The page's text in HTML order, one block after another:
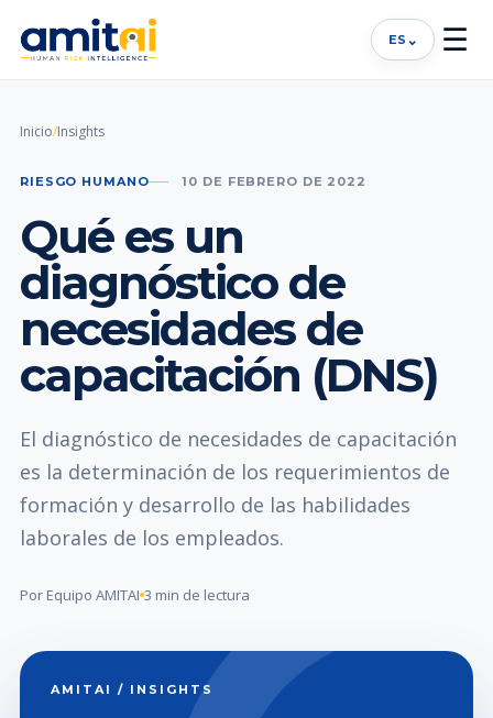
ES ⌄ ☰
Inicio/Insights
RIESGO HUMANO 10 DE FEBRERO DE 2022
Qué es un
diagnóstico de
necesidades de
capacitación (DNS)
El diagnóstico de necesidades de capacitación
es la determinación de los requerimientos de
formación y desarrollo de las habilidades
laborales de los empleados.
Por Equipo AMITAI 3 min de lectura
AMITAI / INSIGHTS